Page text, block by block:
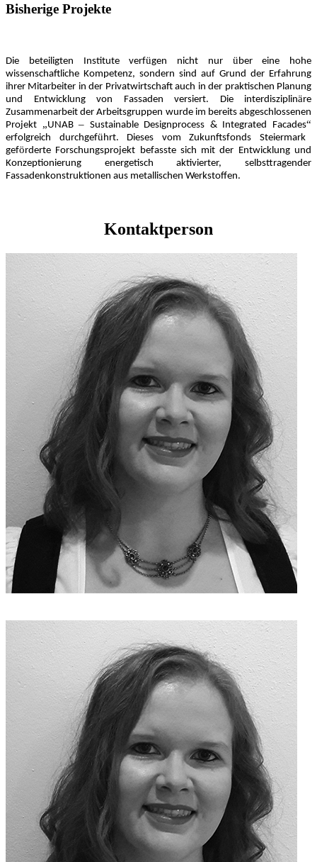
Bisherige Projekte
Die beteiligten Institute verfügen nicht nur über eine hohe
wissenschaftliche Kompetenz, sondern sind auf Grund der Erfahrung
ihrer Mitarbeiter in der Privatwirtschaft auch in der praktischen Planung
und Entwicklung von Fassaden versiert. Die interdisziplinäre
Zusammenarbeit der Arbeitsgruppen wurde im bereits abgeschlossenen
Projekt „UNAB– Sustainable Designprocess & Integrated Facades“
erfolgreich durchgeführt. Dieses vom Zukunftsfonds Steiermark
geförderte Forschungsprojekt befasste sich mit der Entwicklung und
Konzeptionierung energetisch aktivierter, selbsttragender
Fassadenkonstruktionen aus metallischen Werkstoffen.
Kontaktperson